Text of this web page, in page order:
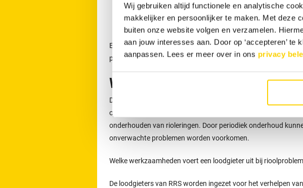
Wij gebruiken altijd functionele en analytische
makkelijker en persoonlijker te maken. Met deze
buiten onze website volgen en verzamelen.
aan jouw interesses aan. Door op ‘accepteren’
aanpassen. Lees er meer over in ons privacy
Westervoort
Een afspraak voor het ontstoppen van uw afvoermaakt u
per dag telefonisch contact opnemen via088 - 030 13 13
Werkzaamheden van onze
De loodgieters van RRS worden ingezet voor meer dan alleen
of lekkages. Zij voeren ook werkzaamheden uit zoals het
onderhouden van rioleringen. Door periodiek onderhoud
onverwachte problemen worden voorkomen.
Welke werkzaamheden voert een loodgieter uit bij
De loodgieters van RRS worden ingezet voor het verhelpen